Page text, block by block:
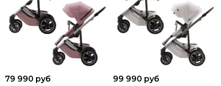
79 990 руб 99 990 руб